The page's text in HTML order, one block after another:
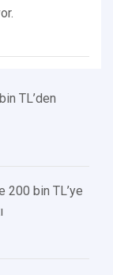
TL’den
200 bin TL’ye